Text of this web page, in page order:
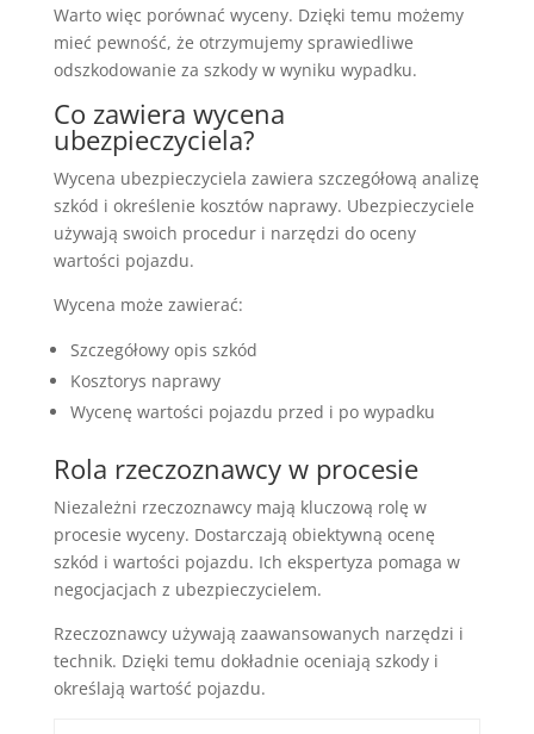
Warto więc porównać wyceny. Dzięki temu możemy
mieć pewność, że otrzymujemy sprawiedliwe
odszkodowanie za szkody w wyniku wypadku.
Co zawiera wycena
ubezpieczyciela?
Wycena ubezpieczyciela zawiera szczegółową analizę
szkód i określenie kosztów naprawy. Ubezpieczyciele
używają swoich procedur i narzędzi do oceny
wartości pojazdu.
Wycena może zawierać:
Szczegółowy opis szkód
Kosztorys naprawy
Wycenę wartości pojazdu przed i po wypadku
Rola rzeczoznawcy w procesie
Niezależni rzeczoznawcy mają kluczową rolę w
procesie wyceny. Dostarczają obiektywną ocenę
szkód i wartości pojazdu. Ich ekspertyza pomaga w
negocjacjach z ubezpieczycielem.
Rzeczoznawcy używają zaawansowanych narzędzi i
technik. Dzięki temu dokładnie oceniają szkody i
określają wartość pojazdu.